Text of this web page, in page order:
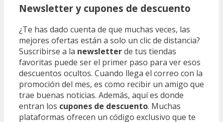
Newsletter y cupones de descuento
¿Te has dado cuenta de que muchas veces, las
mejores ofertas están a solo un clic de distancia?
Suscribirse a la newsletterde tus tiendas
favoritas puede ser el primer paso para ver esos
descuentos ocultos. Cuando llega el correo con la
promoción del mes, es como recibir un amigo que
trae buenas noticias. Además, aquí es donde
entran los cupones de descuento. Muchas
plataformas ofrecen un código exclusivo que te